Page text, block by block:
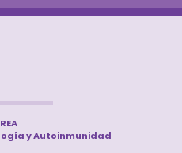
y Autoinmunidad